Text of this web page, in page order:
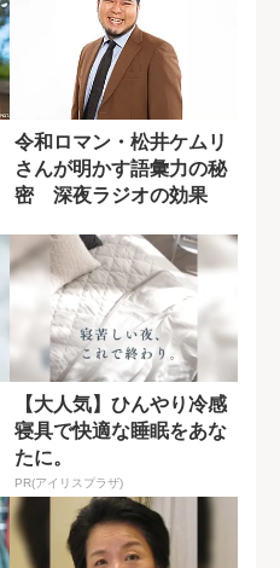
令和ロマン・松井ケムリ
さんが明かす語彙力の秘
密 深夜ラジオの効果
【大人気】ひんやり冷感
寝具で快適な睡眠をあな
たに。
PR(アイリスプラザ)